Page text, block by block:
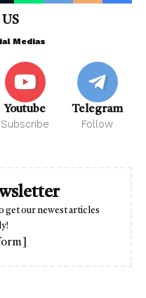
Medias
Youtube
Subscribe
Telegram
Follow
get our newest articles